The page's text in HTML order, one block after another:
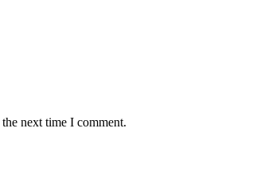
next time I comment.